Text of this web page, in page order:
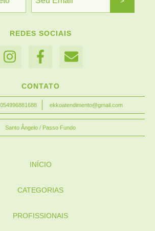
REDES SOCIAIS
CONTATO
ekkoatendimento@gmail.com
Santo Ângelo / Passo Fundo
INÍCIO
CATEGORIAS
PROFISSIONAIS